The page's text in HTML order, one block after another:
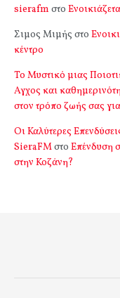
sierafm στο
Σιμος Μιμής στο
κέντρο
Το Μυστικό μιας
Αγχος και
στον τρόπο ζωής σας
Οι Καλύτερες
SieraFMστο Επένδυση
στην Κοζάνη?